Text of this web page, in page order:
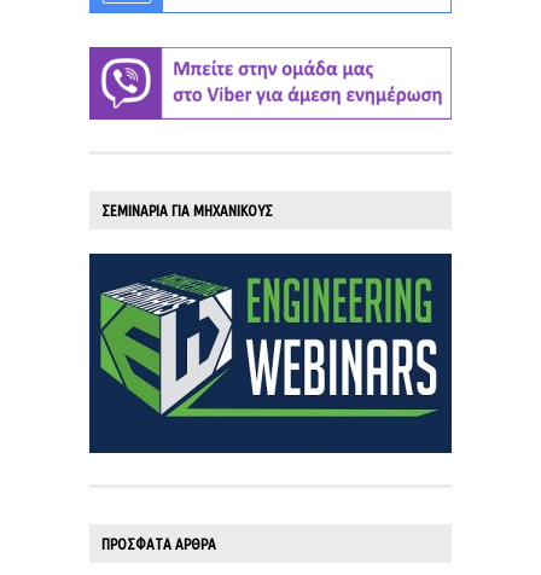
ΣΕΜΙΝΑΡΙΑ ΓΙΑ ΜΗΧΑΝΙΚΟΥΣ
ΠΡΟΣΦΑΤΑ ΑΡΘΡΑ